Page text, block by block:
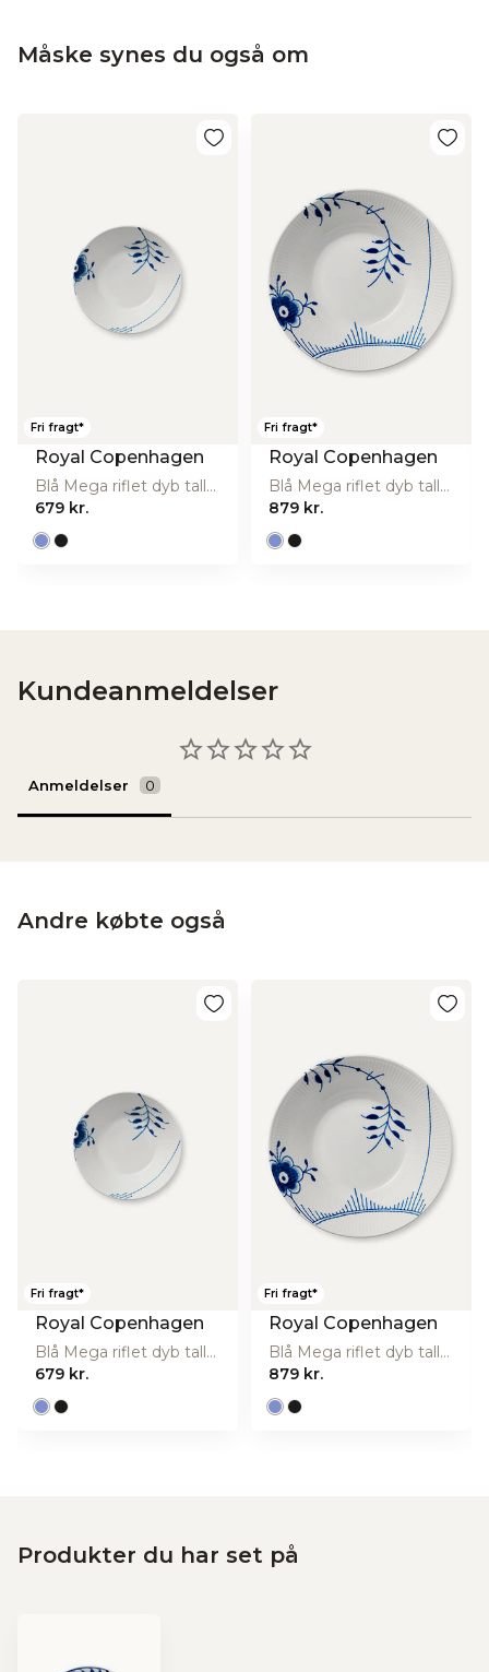
Måske synes du også om
Fri fragt*
Royal Copenhagen
Blå Mega riflet dyb tallerken - 17 cm.
679 kr.
Fri fragt*
Royal Copenhagen
Blå Mega riflet dyb tallerken - 24 cm.
879 kr.
Kundeanmeldelser
Anmeldelser
Andre købte også
Fri fragt*
Royal Copenhagen
Blå Mega riflet dyb tallerken - 17 cm.
679 kr.
Fri fragt*
Royal Copenhagen
Blå Mega riflet dyb tallerken - 24 cm.
879 kr.
Produkter du har set på